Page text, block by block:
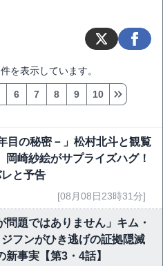
件を表示しています。
6 7 8 9 10
目の秘密－」松村北斗と観覧
岡崎紗絵がサプライズハグ！
と予告
[08月08日23時31分]
問題ではありません」キム・
フンがひき逃げの証拠隠滅
新事実【第3・4話】